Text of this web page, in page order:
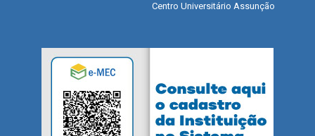
Centro Universitário Assunção